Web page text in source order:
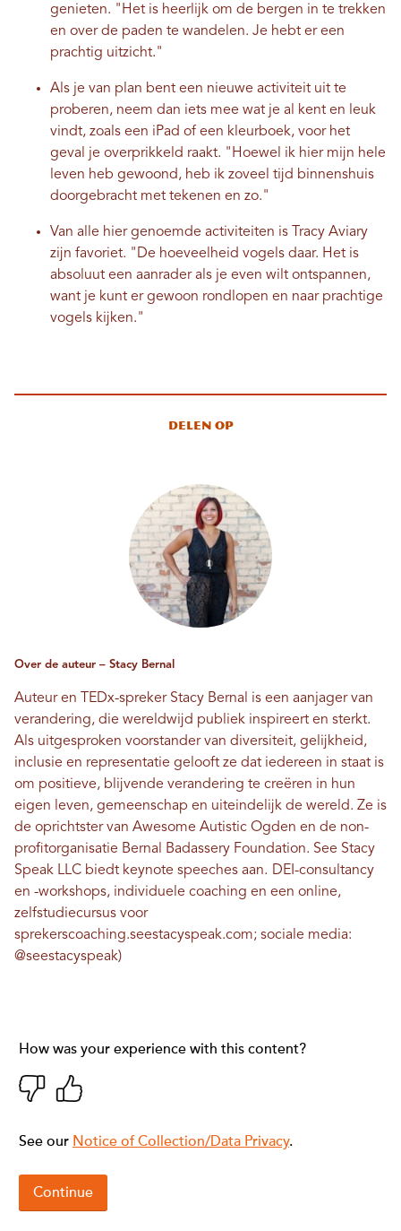
genieten. "Het is heerlijk om de bergen in te trekken
en over de paden te wandelen. Je hebt er een
prachtig uitzicht."
Als je van plan bent een nieuwe activiteit uit te
proberen, neem dan iets mee wat je al kent en leuk
vindt, zoals een iPad of een kleurboek, voor het
geval je overprikkeld raakt. "Hoewel ik hier mijn hele
leven heb gewoond, heb ik zoveel tijd binnenshuis
doorgebracht met tekenen en zo."
Van alle hier genoemde activiteiten is Tracy Aviary
zijn favoriet. "De hoeveelheid vogels daar. Het is
absoluut een aanrader als je even wilt ontspannen,
want je kunt er gewoon rondlopen en naar prachtige
vogels kijken."
Delen op
Over de auteur – Stacy Bernal
Auteur en TEDx-spreker Stacy Bernal is een aanjager van
verandering, die wereldwijd publiek inspireert en sterkt.
Als uitgesproken voorstander van diversiteit, gelijkheid,
inclusie en representatie gelooft ze dat iedereen in staat is
om positieve, blijvende verandering te creëren in hun
eigen leven, gemeenschap en uiteindelijk de wereld. Ze is
de oprichtster van Awesome Autistic Ogden en de non-
profitorganisatie Bernal Badassery Foundation. See Stacy
Speak LLC biedt keynote speeches aan. DEI-consultancy
en -workshops, individuele coaching en een online,
zelfstudiecursus voor
sprekerscoaching.seestacyspeak.com; sociale media:
@seestacyspeak)